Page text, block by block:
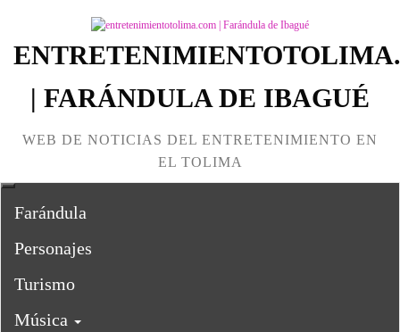
content
| FARÁNDULA DE IBAGUÉ
WEB DE NOTICIAS DEL ENTRETENIMIENTO EN
EL TOLIMA
Farándula
Personajes
Turismo
Música